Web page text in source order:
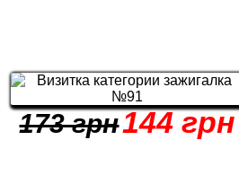
173 грн144 грн